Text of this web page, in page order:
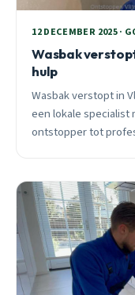
12 DECEMBER 2025 ·
Wasbak
hulp
Wasbak verstopt in
een lokale specialist
ontstopper tot